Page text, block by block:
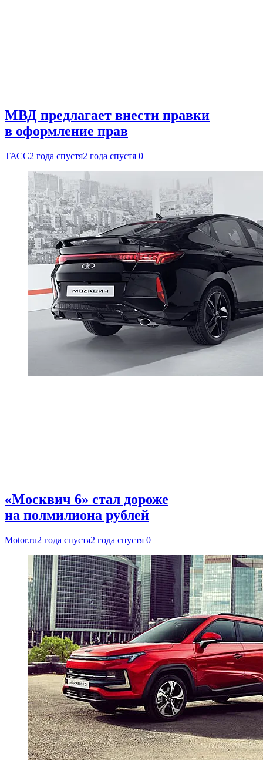
МВД предлагает внести правки
в оформление прав
ТАСС2 года спустя2 года спустя 0
«Москвич 6» стал дороже
на полмилиона рублей
Motor.ru2 года спустя2 года спустя 0